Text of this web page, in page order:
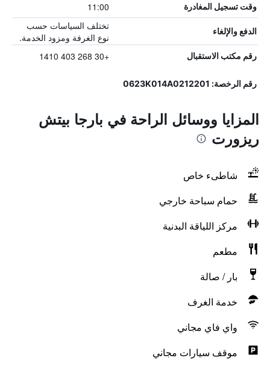
وقت تسجيل المغادرة 11:00
الدفع والإلغاء
تختلف السياسات حسب
نوع الغرفة ومزود الخدمة.
رقم مكتب الاستقبال +30 268 403 1410
رقم الرخصة: 0623Κ014Α0212201
المزايا ووسائل الراحة في بارجا بيتش
ريزورت
شاطىء خاص
حمام سباحة خارجي
مركز اللياقة البدنية
مطعم
بار / صالة
خدمة الغرف
واي فاي مجاني
موقف سيارات مجاني